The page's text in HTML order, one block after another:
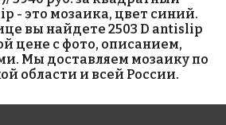
- это мозаика, цвет синий.
вы найдете 2503 D antislip
цене с фото, описанием,
Мы доставляем мозаику по
области и всей России.